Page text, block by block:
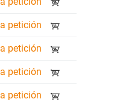
a petición
a petición
a petición
a petición